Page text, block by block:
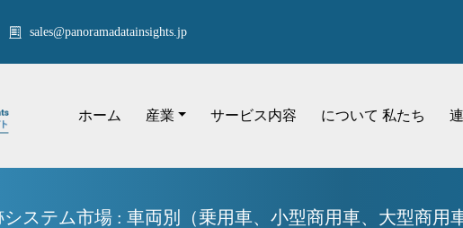
sales@panoramadatainsights.jp
ホーム 産業 サービス内容 について 私たち
ステム市場 : 車両別（乗用車、小型商用車、大型商用